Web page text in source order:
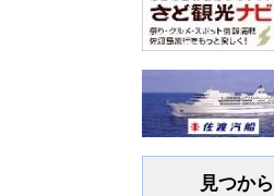
見つか